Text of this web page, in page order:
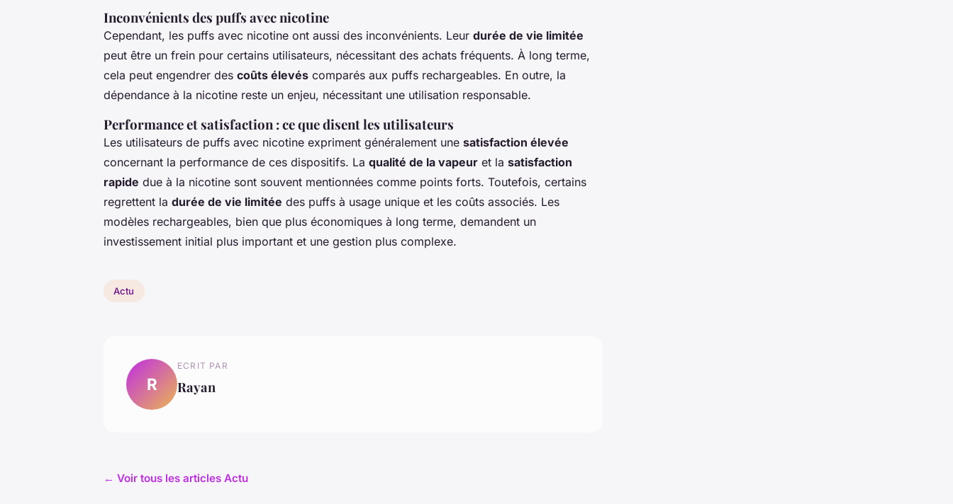
Inconvénients des puffs avec nicotine
Cependant, les puffs avec nicotine ont aussi des inconvénients. Leur durée de vie limitée
peut être un frein pour certains utilisateurs, nécessitant des achats fréquents. À long terme,
cela peut engendrer des coûts élevés comparés aux puffs rechargeables. En outre, la
dépendance à la nicotine reste un enjeu, nécessitant une utilisation responsable.
Performance et satisfaction : ce que disent les utilisateurs
Les utilisateurs de puffs avec nicotine expriment généralement une satisfaction élevée
concernant la performance de ces dispositifs. La qualité de la vapeur et la satisfaction
rapide due à la nicotine sont souvent mentionnées comme points forts. Toutefois, certains
regrettent la durée de vie limitée des puffs à usage unique et les coûts associés. Les
modèles rechargeables, bien que plus économiques à long terme, demandent un
investissement initial plus important et une gestion plus complexe.
Actu
R
ECRIT PAR
Rayan
← Voir tous les articles Actu